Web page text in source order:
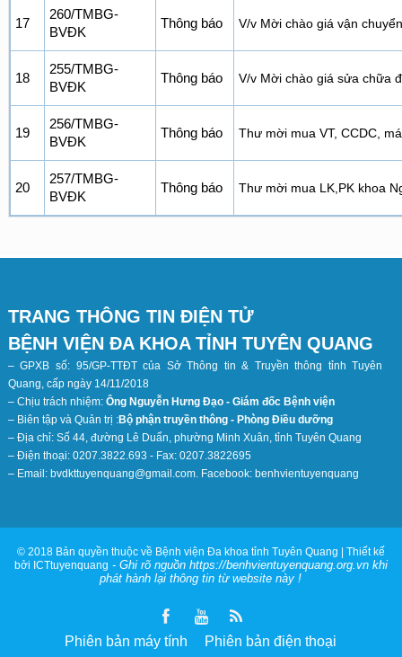
17
260/TMBG-
BVĐK
Thông báo V/v Mời chào giá vận
18
255/TMBG-
BVĐK
Thông báo V/v Mời chào giá sửa chữa
19
256/TMBG-
BVĐK
Thông báo Thư mời mua VT, CCDC,
20
257/TMBG-
BVĐK
Thông báo Thư mời mua LK,PK khoa
TRANG THÔNG TIN ĐIỆN TỬ
BỆNH VIỆN ĐA KHOA TỈNH TUYÊN QUANG
– GPXB số: 95/GP-TTĐT của Sở Thông tin & Truyền thông tỉnh Tuyên
Quang, cấp ngày 14/11/2018
– Chịu trách nhiệm: Ông Nguyễn Hưng Đạo - Giám đốc Bệnh viện
– Biên tập và Quản trị :Bộ phận truyền thông - Phòng Điều dưỡng
– Địa chỉ: Số 44, đường Lê Duẩn, phường Minh Xuân, tỉnh Tuyên Quang
– Điện thoại: 0207.3822.693 - Fax: 0207.3822695
– Email: bvdkttuyenquang@gmail.com. Facebook: benhvientuyenquang
© 2018 Bản quyền thuộc về Bệnh viện Đa khoa tỉnh Tuyên Quang | Thiết kế
bởi ICTtuyenquang - Ghi rõ nguồn https://benhvientuyenquang.org.vn khi
phát hành lại thông tin từ website này !
Phiên bản máy tính Phiên bản điện thoại